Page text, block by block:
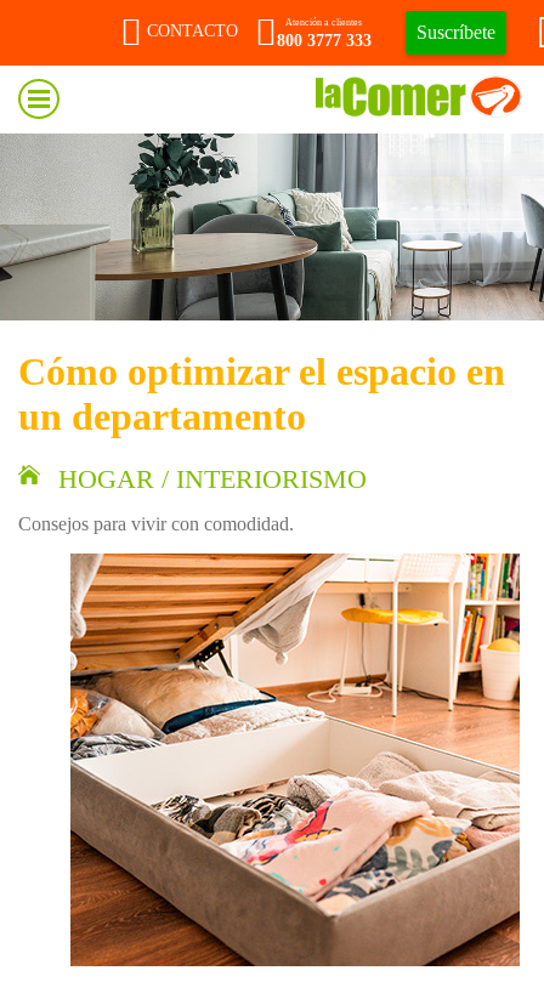
CONTACTO
Atención a clientes
800 3777 333 Suscríbete
Cómo optimizar el espacio en
un departamento
HOGAR / INTERIORISMO
Consejos para vivir con comodidad.